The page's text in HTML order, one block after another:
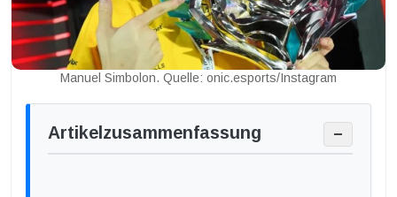
Manuel Simbolon. Quelle: onic.esports/Instagram
Artikelzusammenfassung −